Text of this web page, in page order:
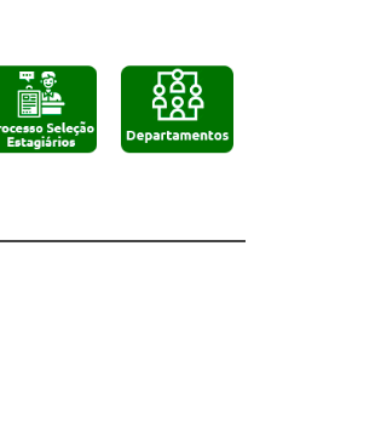
Cliqeu aqui Cliqeu aqui